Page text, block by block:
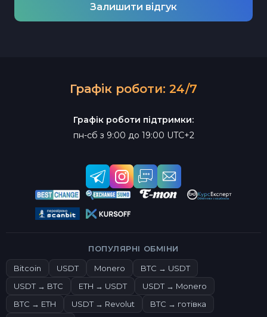
Залишити відгук
Графік роботи: 24/7
Графік роботи підтримки:
пн-сб з 9:00 до 19:00 UTC+2
ПОПУЛЯРНІ ОБМІНИ
Bitcoin USDT Monero
BTC → USDT
USDT → BTC
ETH → USDT
USDT → Monero
BTC → ETH
USDT → Revolut BTC → готівка